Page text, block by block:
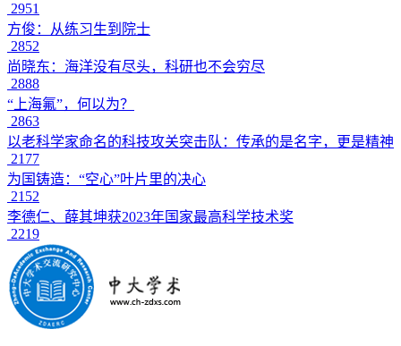
2951
方俊：从练习生到院士
2852
尚晓东：海洋没有尽头，科研也不会穷尽
2888
“上海氟”，何以为？
2863
以老科学家命名的科技攻关突击队：传承的是名字，更是精神
2177
为国铸造：“空心”叶片里的决心
2152
李德仁、薛其坤获2023年国家最高科学技术奖
2219